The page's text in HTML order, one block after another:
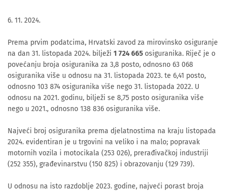
6. 11. 2024.
Prema prvim podatcima, Hrvatski zavod za mirovinsko osiguranje
na dan 31. listopada 2024. bilježi 1 724 665 osiguranika. Riječ je o
povećanju broja osiguranika za 3,8 posto, odnosno 63 068
osiguranika više u odnosu na 31. listopada 2023. te 6,41 posto,
odnosno 103 874 osiguranika više nego 31. listopada 2022. U
odnosu na 2021. godinu, bilježi se 8,75 posto osiguranika više
nego u 2021., odnosno 138 836 osiguranika više.
Najveći broj osiguranika prema djelatnostima na kraju listopada
2024. evidentiran je u trgovini na veliko i na malo; popravak
motornih vozila i motocikala (253 026), prerađivačkoj industriji
(252 355), građevinarstvu (150 825) i obrazovanju (129 739).
U odnosu na isto razdoblje 2023. godine, najveći porast broja